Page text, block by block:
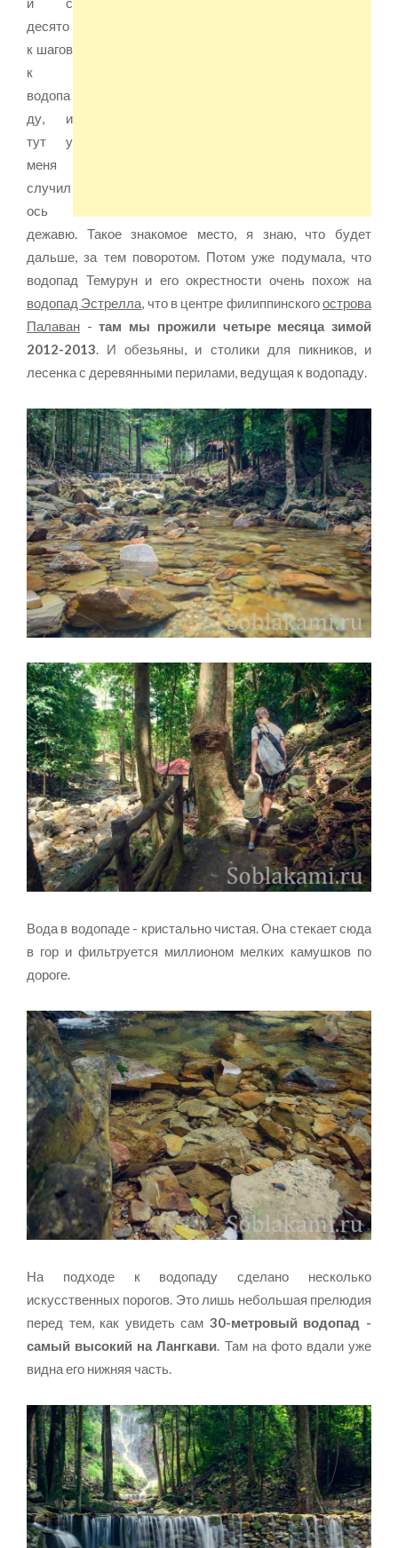
десято
к шагов
к
водопа
ду, и
тут у
меня
случил
ось
дежавю. Такое знакомое место, я знаю, что будет
дальше, за тем поворотом. Потом уже подумала, что
водопад Темурун и его окрестности очень похож на
водопад Эстрелла, что в центре филиппинскогоострова
Палаван -там мы прожили четыре месяца зимой
2012-2013. И обезьяны, и столики для пикников, и
лесенка с деревянными перилами, ведущая к водопаду.
Вода в водопаде - кристально чистая. Она стекает сюда
в гор и фильтруется миллионом мелких камушков по
дороге.
На подходе к водопаду сделано несколько
искусственных порогов. Это лишь небольшая прелюдия
перед тем, как увидеть сам 30-метровый водопад -
самый высокий на Лангкави. Там на фото вдали уже
видна его нижняя часть.